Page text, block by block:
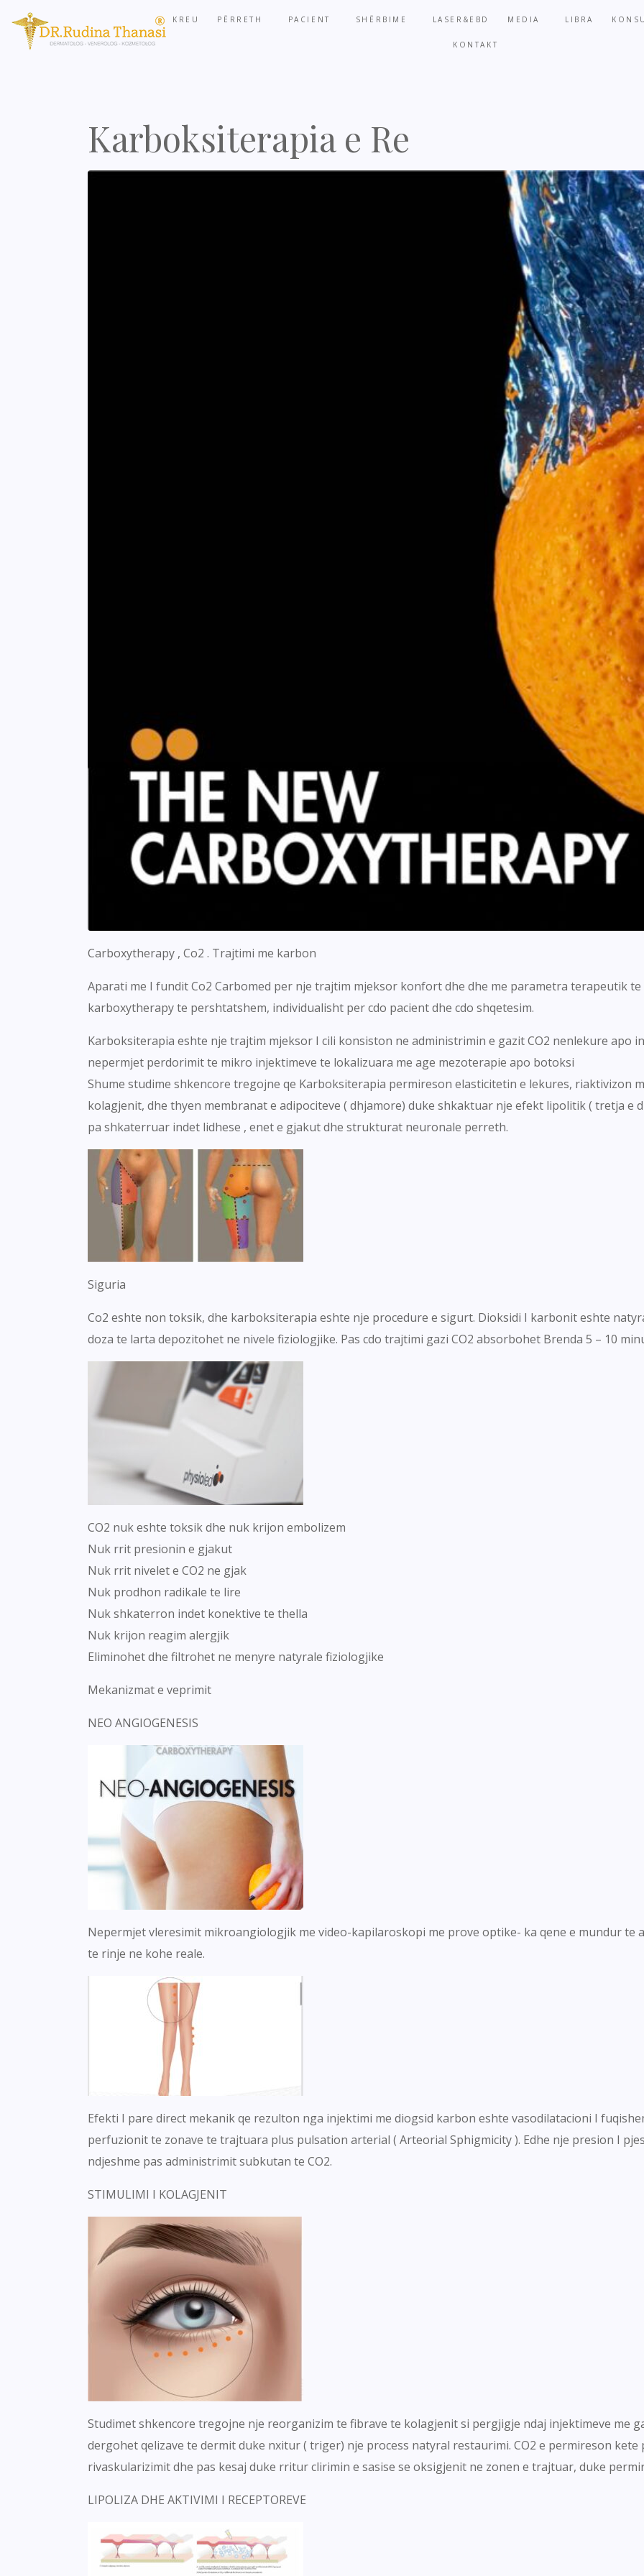
KREU PËRRETH PACIENT SHËRBIME LASER&EBD MEDIA LIBRA
KONTAKT
Karboksiterapia e Re
Carboxytherapy , Co2 . Trajtimi me karbon
Aparati me I fundit Co2 Carbomed per nje trajtim mjeksor konfort dhe dhe me parametra terapeutik
karboxytherapy te pershtatshem, individualisht per cdo pacient dhe cdo shqetesim.
Karboksiterapia eshte nje trajtim mjeksor I cili konsiston ne administrimin e gazit CO2 nenlekure apo
nepermjet perdorimit te mikro injektimeve te lokalizuara me age mezoterapie apo botoksi
Shume studime shkencore tregojne qe Karboksiterapia permireson elasticitetin e lekures, riaktivizon
kolagjenit, dhe thyen membranat e adipociteve ( dhjamore) duke shkaktuar nje efekt lipolitik ( tretja e
pa shkaterruar indet lidhese , enet e gjakut dhe strukturat neuronale perreth.
Siguria
Co2 eshte non toksik, dhe karboksiterapia eshte nje procedure e sigurt. Dioksidi I karbonit eshte
doza te larta depozitohet ne nivele fiziologjike. Pas cdo trajtimi gazi CO2 absorbohet Brenda 5 – 10
CO2 nuk eshte toksik dhe nuk krijon embolizem
Nuk rrit presionin e gjakut
Nuk rrit nivelet e CO2 ne gjak
Nuk prodhon radikale te lire
Nuk shkaterron indet konektive te thella
Nuk krijon reagim alergjik
Eliminohet dhe filtrohet ne menyre natyrale fiziologjike
Mekanizmat e veprimit
NEO ANGIOGENESIS
Nepermjet vleresimit mikroangiologjik me video-kapilaroskopi me prove optike- ka qene e mundur te
te rinje ne kohe reale.
Efekti I pare direct mekanik qe rezulton nga injektimi me diogsid karbon eshte vasodilatacioni I
perfuzionit te zonave te trajtuara plus pulsation arterial ( Arteorial Sphigmicity ). Edhe nje presion I
ndjeshme pas administrimit subkutan te CO2.
STIMULIMI I KOLAGJENIT
Studimet shkencore tregojne nje reorganizim te fibrave te kolagjenit si pergjigje ndaj injektimeve me
dergohet qelizave te dermit duke nxitur ( triger) nje process natyral restaurimi. CO2 e permireson
rivaskularizimit dhe pas kesaj duke rritur clirimin e sasise se oksigjenit ne zonen e trajtuar, duke
LIPOLIZA DHE AKTIVIMI I RECEPTOREVE